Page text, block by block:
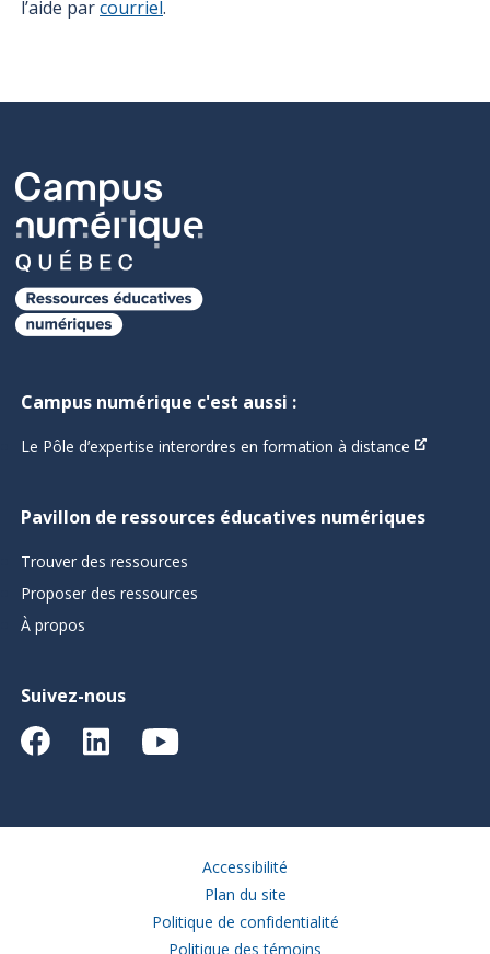
l’aide parcourriel.
Campus numérique c'est aussi :
Le Pôle d’expertise interordres en formation à distance
Pavillon de ressources éducatives numériques
Trouver des ressources
Proposer des ressources
À propos
Suivez-nous
Accessibilité
Plan du site
Politique de confidentialité
Politique des témoins